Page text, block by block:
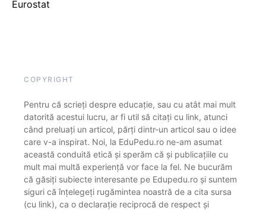
Eurostat
COPYRIGHT
Pentru că scrieți despre educație, sau cu atât mai mult
datorită acestui lucru, ar fi util să citați cu link, atunci
când preluați un articol, părți dintr-un articol sau o idee
care v-a inspirat. Noi, la EduPedu.ro ne-am asumat
această conduită etică și sperăm că și publicațiile cu
mult mai multă experiență vor face la fel. Ne bucurăm
că găsiți subiecte interesante pe Edupedu.ro și suntem
siguri că înțelegeți rugămintea noastră de a cita sursa
(cu link), ca o declarație reciprocă de respect și